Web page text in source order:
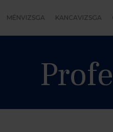
MÉNVIZSGA KANCAVIZSGA